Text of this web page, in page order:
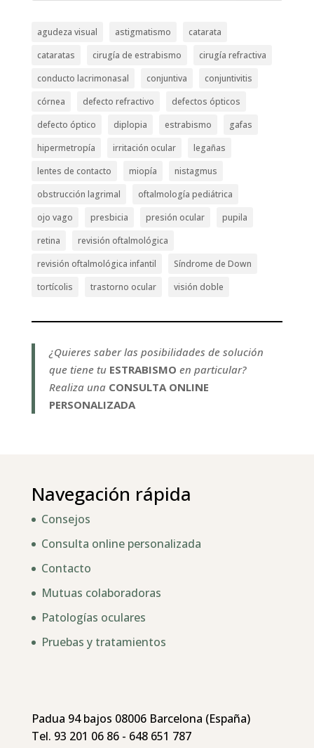
agudeza visual astigmatismo
catarata
cataratas
cirugía de estrabismo
cirugía refractiva
conducto lacrimonasal
conjuntiva
conjuntivitis
córnea
defecto refractivo
defectos ópticos
defecto óptico
diplopia estrabismo
gafas
hipermetropía
irritación ocular
legañas
lentes de contacto
miopía
nistagmus
obstrucción lagrimal
oftalmología pediátrica
ojo vago
presbicia presión ocular
pupila
retina
revisión oftalmológica
revisión oftalmológica infantil
Síndrome de Down
tortícolis
trastorno ocular visión doble
¿Quieres saber las posibilidades de solución
que tiene tu ESTRABISMO en particular?
Realiza una CONSULTA ONLINE
PERSONALIZADA
Navegación rápida
Consejos
Consulta online personalizada
Contacto
Mutuas colaboradoras
Patologías oculares
Pruebas y tratamientos
Padua 94 bajos 08006 Barcelona (España)
Tel. 93 201 06 86 - 648 651 787